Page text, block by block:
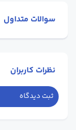
سوالات متداول
نظرات کاربران
ثبت دیدگاه